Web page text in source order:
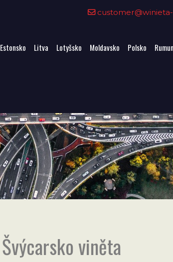
Estonsko Litva Lotyšsko Moldavsko Polsko
Švýcarsko viněta